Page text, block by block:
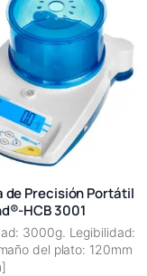
de Precisión Portátil
HCB 3001
3000g. Legibilidad:
del plato: 120mm